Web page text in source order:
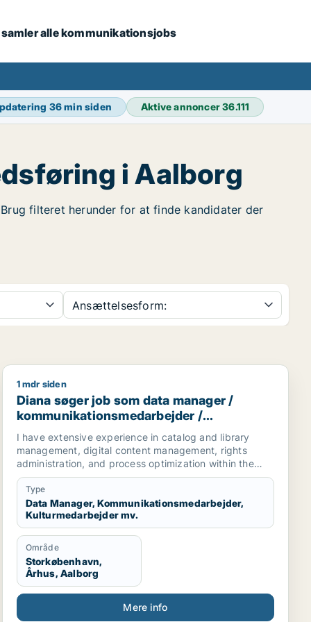
alle kommunikationsjobs
36 min siden Aktive annoncer36.111
i Aalborg
filteret herunder for at finde kandidater der
Ansættelsesform:
Diana søger job som data manager /
1 mdr siden
Diana søger job som data manager /
kommunikationsmedarbejder /
kulturmedarbejder / kreativ medarbejder /
produktspecialist
I have extensive experience in catalog and library
management, digital content management, rights
administration, and process optimization within the
music and media industries. I have worked managing
digital service provider (DSP) content, ensuring
compliance with guidelines, data structures, media
standards, and overseeing large-scale operational
processes. Adept at IP information management,
including contract review, copyright registration
analysis, and enforcement strategies.
TR/ Jeg har omfattende erfaring med katalog- og
biblioteksadministration, digital indholdsstyring,
rettighedsadministration og procesoptimering inden
for musik- og mediebranchen. Jeg har arbejdet med at
Type
Data Manager, Kommunikationsmedarbejder,
Kulturmedarbejder mv.
Område
Storkøbenhavn,
Århus, Aalborg
Mere info